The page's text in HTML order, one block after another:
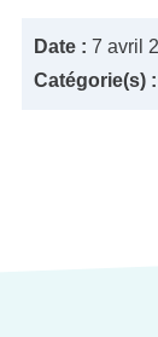
Date : 7 avril
Catégorie(s) :